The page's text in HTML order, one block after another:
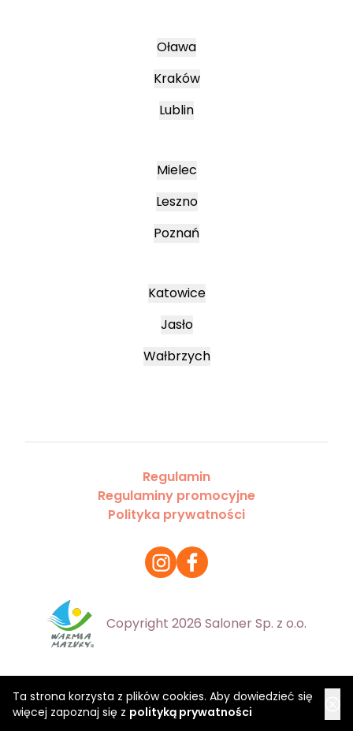
Ta strona korzysta z plików cookies. Aby dowiedzieć się
więcej zapoznaj się z polityką prywatności
Oława
Kraków
Lublin
Mielec
Leszno
Poznań
Katowice
Jasło
Wałbrzych
Regulamin
Regulaminy promocyjne
Polityka prywatności
Copyright 2026 Saloner Sp. z o.o.